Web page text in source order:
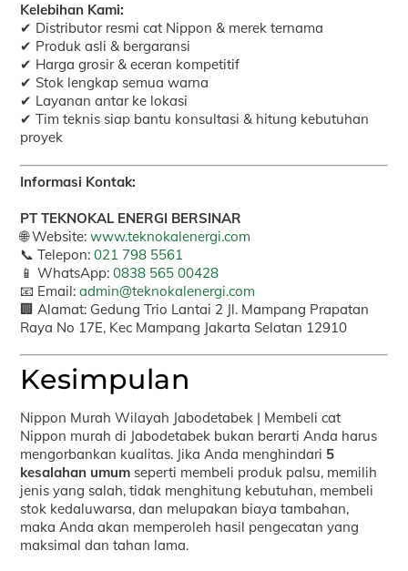
Kelebihan Kami:
✔ Distributor resmi cat Nippon & merek ternama
✔ Produk asli & bergaransi
✔ Harga grosir & eceran kompetitif
✔ Stok lengkap semua warna
✔ Layanan antar ke lokasi
✔ Tim teknis siap bantu konsultasi & hitung kebutuhan
proyek
Informasi Kontak:
PT TEKNOKAL ENERGI BERSINAR
🌐 Website:www.teknokalenergi.com
📞 Telepon:021 798 5561
📱 WhatsApp:0838 565 00428
📧 Email:admin@teknokalenergi.com
🏢 Alamat: Gedung Trio Lantai 2 Jl. Mampang Prapatan
Raya No 17E, Kec Mampang Jakarta Selatan 12910
Kesimpulan
Nippon Murah Wilayah Jabodetabek | Membeli cat
Nippon murah di Jabodetabek bukan berarti Anda harus
mengorbankan kualitas. Jika Anda menghindari 5
kesalahan umum seperti membeli produk palsu, memilih
jenis yang salah, tidak menghitung kebutuhan, membeli
stok kedaluwarsa, dan melupakan biaya tambahan,
maka Anda akan memperoleh hasil pengecatan yang
maksimal dan tahan lama.